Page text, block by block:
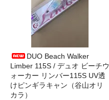
DUO Beach Walker
Limber 115S / デュオ ビーチウ
ォーカー リンバー115S UV透
けピンギラキャン（谷山オリ
カラ）